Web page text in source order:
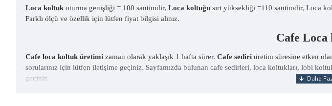
Loca koltuk oturma genişliği = 100 santimdir, Loca koltuğu sırt yüksekliği =110 santimdir, Loca
Farklı ölçü ve özellik için lütfen fiyat bilgisi alınız.
Cafe Loca
Cafe loca koltuk üretimi zaman olarak yaklaşık 1 hafta sürer. Cafe sediri üretim süresine etken
sorularınız için lütfen iletişime geçiniz. Sayfamızda bulunan cafe sedirleri, loca koltukları, lobi
geçiniz.